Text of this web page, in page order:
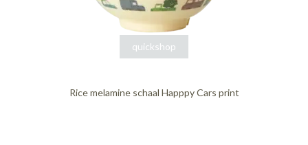
quickshop
Rice melamine schaal Happpy Cars print